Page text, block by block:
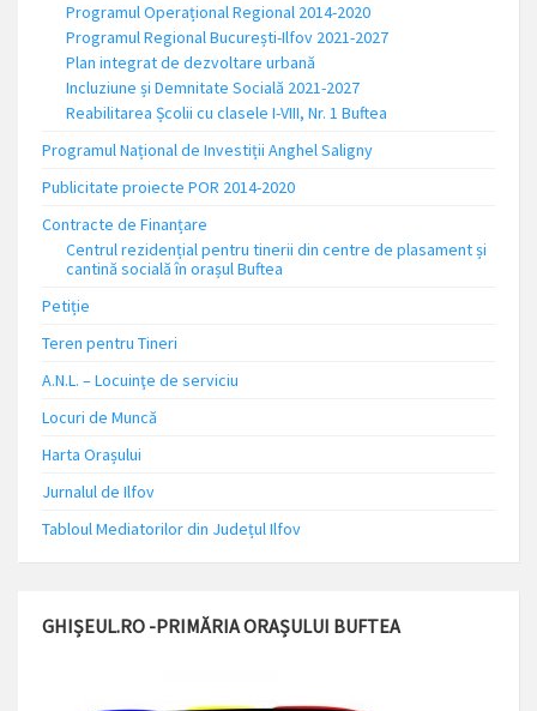
Programul Operațional Regional 2014-2020
Programul Regional București-Ilfov 2021-2027
Plan integrat de dezvoltare urbană
Incluziune și Demnitate Socială 2021-2027
Reabilitarea Școlii cu clasele I-VIII, Nr. 1 Buftea
Programul Național de Investiții Anghel Saligny
Publicitate proiecte POR 2014-2020
Contracte de Finanțare
Centrul rezidențial pentru tinerii din centre de plasament și
cantină socială în orașul Buftea
Petiție
Teren pentru Tineri
A.N.L. – Locuinţe de serviciu
Locuri de Muncă
Harta Orașului
Jurnalul de Ilfov
Tabloul Mediatorilor din Județul Ilfov
GHIȘEUL.RO -PRIMĂRIA ORAȘULUI BUFTEA